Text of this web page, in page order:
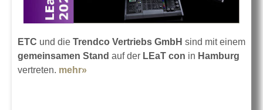
ETC und die Trendco Vertriebs GmbH sind mit einem
gemeinsamen Stand auf der LEaT con in Hamburg
vertreten. mehr»